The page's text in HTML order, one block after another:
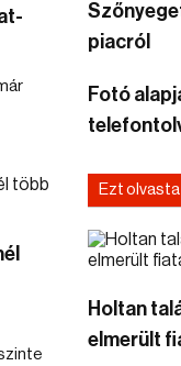
piacról
Fotó
Ezt
Holtan
elmerült